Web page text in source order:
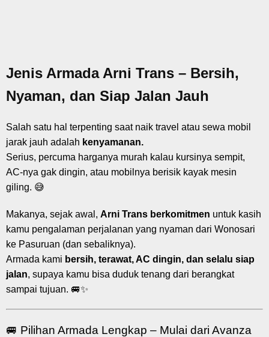
Jenis Armada Arni Trans – Bersih,
Nyaman, dan Siap Jalan Jauh
Salah satu hal terpenting saat naik travel atau sewa mobil
jarak jauh adalah kenyamanan.
Serius, percuma harganya murah kalau kursinya sempit,
AC-nya gak dingin, atau mobilnya berisik kayak mesin
giling. 😅
Makanya, sejak awal, Arni Trans berkomitmen untuk kasih
kamu pengalaman perjalanan yang nyaman dari Wonosari
ke Pasuruan (dan sebaliknya).
Armada kami bersih, terawat, AC dingin, dan selalu siap
jalan, supaya kamu bisa duduk tenang dari berangkat
sampai tujuan. 🚐✨
🚐 Pilihan Armada Lengkap – Mulai dari Avanza